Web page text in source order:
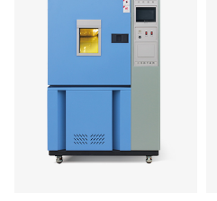
位. 箱体结构： 采用数控机床
加工成